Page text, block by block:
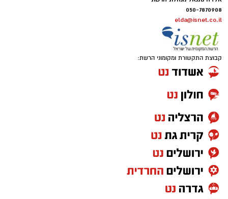
050-7870908
elda@isnet.co.il
קבוצת התקשורת ומקומוני הרשת: